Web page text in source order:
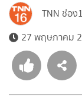
TNN ช่อง
27 พฤษภาคม